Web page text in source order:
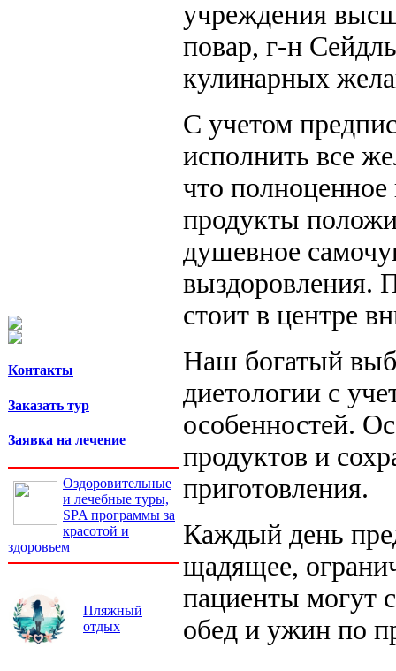
Контакты
Заказать тур
Заявка на лечение
Оздоровительные
и лечебные туры,
SPA программы за
красотой и
здоровьем
Пляжный
отдых
учреждения
повар, г-н
кулинарных
С учетом
исполнить все
что полноценное
продукты
душевное
выздоровления.
стоит в центре
Наш богатый
диетологии с
особенностей.
продуктов и
приготовления.
Каждый день
щадящее,
пациенты могут
обед и ужин по